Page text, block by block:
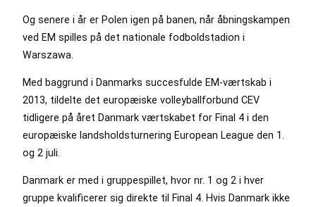
Og senere i år er Polen igen på banen, når åbningskampen
ved EM spilles på det nationale fodboldstadion i
Warszawa.
Med baggrund i Danmarks succesfulde EM-værtskab i
2013, tildelte det europæiske volleyballforbund CEV
tidligere på året Danmark værtskabet for Final 4 i den
europæiske landsholdsturnering European League den 1.
og 2 juli.
Danmark er med i gruppespillet, hvor nr. 1 og 2 i hver
gruppe kvalificerer sig direkte til Final 4. Hvis Danmark ikke